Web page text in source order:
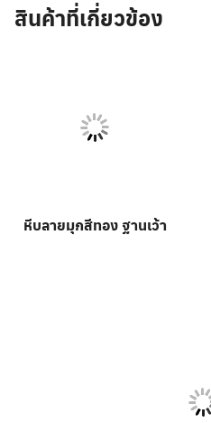
สินค้าที่เกี่ยวข้อง
หีบลายมุกสีทอง ฐานเว้า